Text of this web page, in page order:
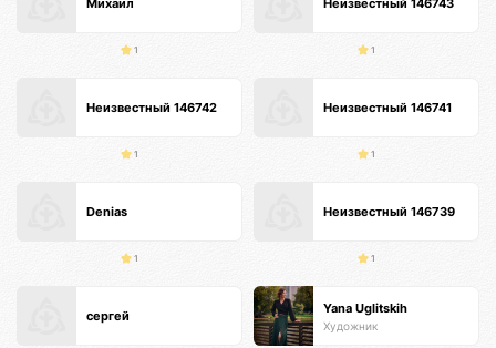
Михаил
1
Неизвестный 146743
1
Неизвестный 146742
1
Неизвестный 146741
1
Denias
1
Неизвестный 146739
1
сергей
Yana Uglitskih
Художник